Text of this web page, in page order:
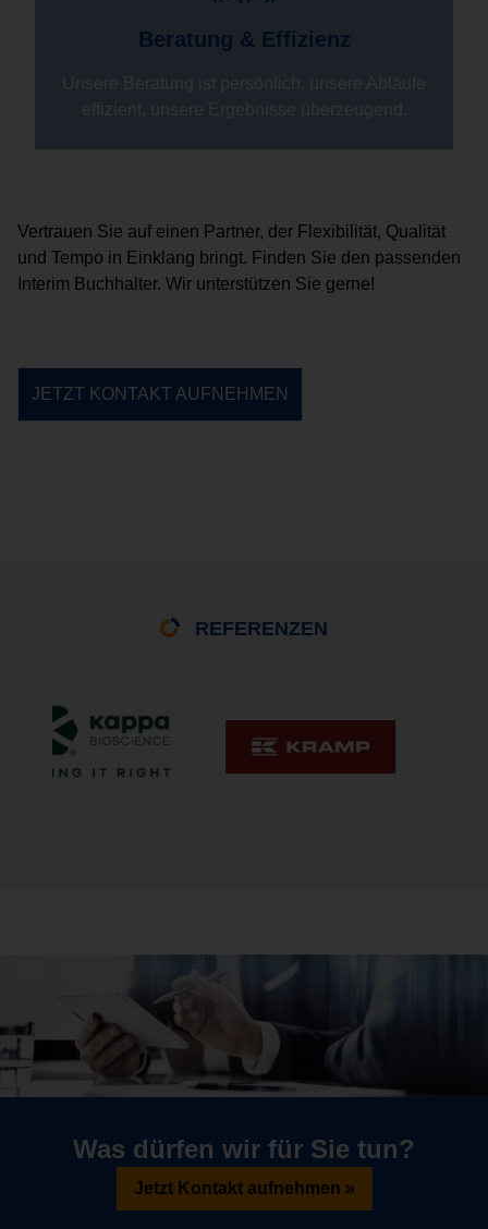
Beratung & Effizienz
Vertrauen Sie auf einen Partner, der Flexibilität, Qualität
und Tempo in Einklang bringt. Finden Sie den passenden
Interim Buchhalter. Wir unterstützen Sie gerne!
JETZT KONTAKT AUFNEHMEN
REFERENZEN
Was dürfen wir für Sie tun?
Jetzt Kontakt aufnehmen »